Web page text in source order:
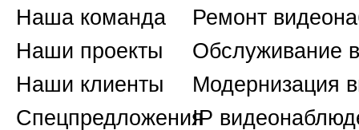
Наша команда
Наши проекты
Наши клиенты
Спецпредложения
Ремонт
Обслуживание
Модернизация
IP